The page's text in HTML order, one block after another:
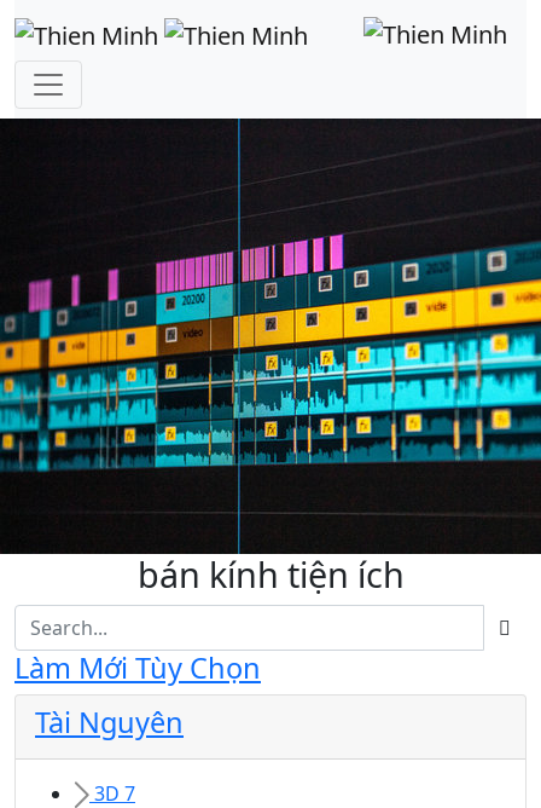
bán kính tiện ích
Làm Mới Tùy Chọn
Tài Nguyên
3D 7